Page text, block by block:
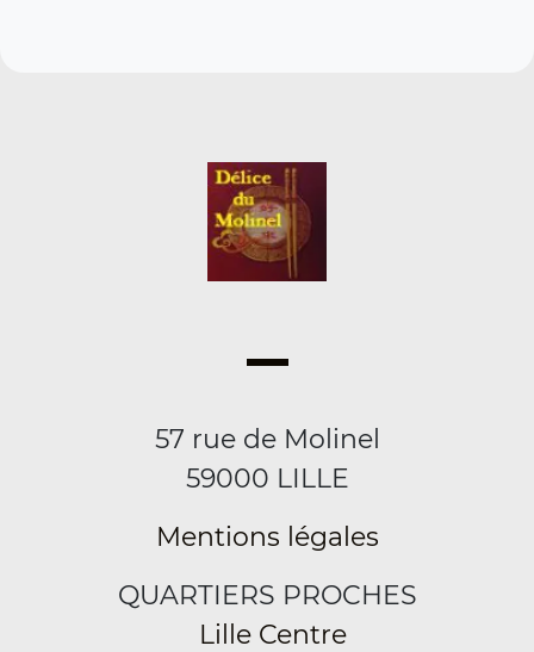
57 rue de Molinel
59000 LILLE
Mentions légales
QUARTIERS PROCHES
Lille Centre